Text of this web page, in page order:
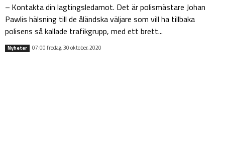
– Kontakta din lagtingsledamot. Det är polismästare Johan
Pawlis hälsning till de åländska väljare som vill ha tillbaka
polisens så kallade trafikgrupp, med ett brett...
Nyheter 07:00 fredag, 30 oktober, 2020